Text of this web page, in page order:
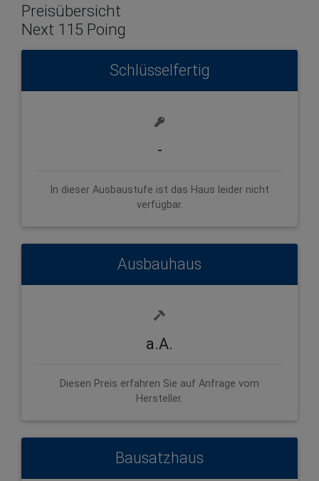
Preisübersicht
Next 115 Poing
Schlüsselfertig
-
In dieser Ausbaustufe ist das Haus leider nicht
verfügbar.
Ausbauhaus
a.A.
Diesen Preis erfahren Sie auf Anfrage vom
Hersteller.
Bausatzhaus